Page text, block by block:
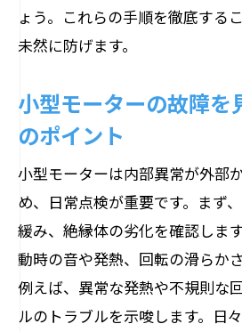
ょう。これらの手順を徹底する
未然に防げます。
小型モーターの故障を
のポイント
小型モーターは内部異常が外部
め、日常点検が重要です。まず
緩み、絶縁体の劣化を確認しま
動時の音や発熱、回転の滑らか
例えば、異常な発熱や不規則な
ルのトラブルを示唆します。日